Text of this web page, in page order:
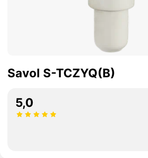
Savol S-TCZYQ(B)
5,0